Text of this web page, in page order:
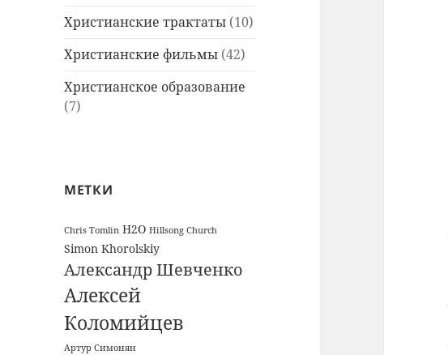
Христианские трактаты (10)
Христианские фильмы (42)
Христианское образование
(7)
МЕТКИ
Chris Tomlin H2O Hillsong Church
Simon Khorolskiy
Александр Шевченко
Алексей
Коломийцев
Артур Симонян